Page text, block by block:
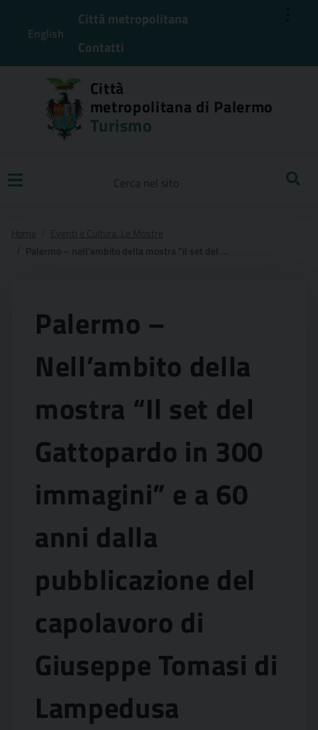
English
Città metropolitana
Contatti
Città
metropolitana di Palermo
Turismo
Palermo –
Nell’ambito della
mostra “Il set del
Gattopardo in 300
immagini” e a 60
anni dalla
pubblicazione del
capolavoro di
Giuseppe Tomasi di
Lampedusa